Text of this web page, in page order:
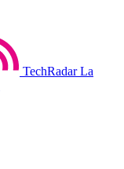
TechRadar La